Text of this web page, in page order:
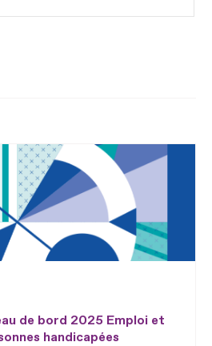
de bord 2025 Emploi et
handicapées